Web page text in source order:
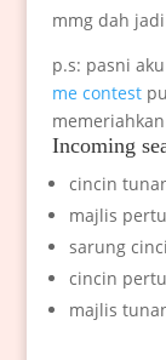
mmg dah
p.s: pasni
me contest
Incoming
cincin
majlis
sarung
cincin
majlis